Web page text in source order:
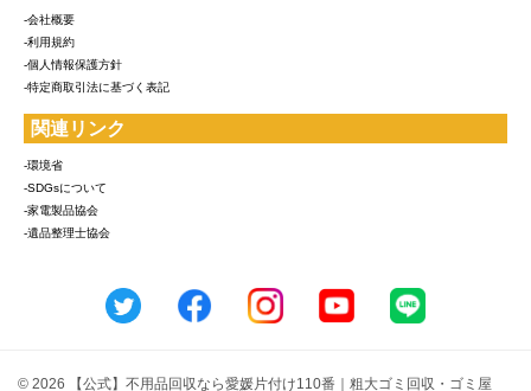
-会社概要
-利用規約
-個人情報保護方針
-特定商取引法に基づく表記
関連リンク
-環境省
-SDGsについて
-家電製品協会
-遺品整理士協会
© 2026 【公式】不用品回収なら愛媛片付け110番｜粗大ゴミ回収・ゴミ屋